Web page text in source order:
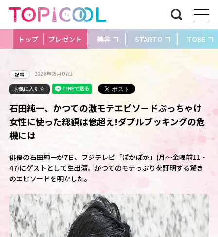
トップ プレゼント 美容 STARTO TOBE
記事 2026年05月07日
お気に入り
石田純一、かつての激モテエピソードぶっちゃけ
女性に使った総額は億超え!ダブルブッキングの危
機には
俳優の石田純一が7日、フジテレビ「ぽかぽか」(月～金曜前11・
47)にゲストとして生出演。かつてのモテっぷりを証明する驚き
のエピソードを明かした。